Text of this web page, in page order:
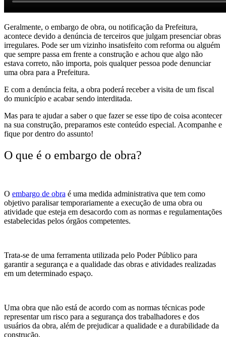
Geralmente, o embargo de obra, ou notificação da Prefeitura,
acontece devido a denúncia de terceiros que julgam presenciar obras
irregulares. Pode ser um vizinho insatisfeito com reforma ou alguém
que sempre passa em frente a construção e achou que algo não
estava correto, não importa, pois qualquer pessoa pode denunciar
uma obra para a Prefeitura.
E com a denúncia feita, a obra poderá receber a visita de um fiscal
do município e acabar sendo interditada.
Mas para te ajudar a saber o que fazer se esse tipo de coisa acontecer
na sua construção, preparamos este conteúdo especial. Acompanhe e
fique por dentro do assunto!
O que é o embargo de obra?
O embargo de obra é uma medida administrativa que tem como
objetivo paralisar temporariamente a execução de uma obra ou
atividade que esteja em desacordo com as normas e regulamentações
estabelecidas pelos órgãos competentes.
Trata-se de uma ferramenta utilizada pelo Poder Público para
garantir a segurança e a qualidade das obras e atividades realizadas
em um determinado espaço.
Uma obra que não está de acordo com as normas técnicas pode
representar um risco para a segurança dos trabalhadores e dos
usuários da obra, além de prejudicar a qualidade e a durabilidade da
construção.